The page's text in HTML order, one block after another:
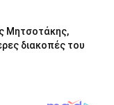
Μητσοτάκης,
διακοπές του